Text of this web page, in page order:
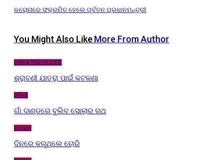
କରୋନାରେ ସଂକ୍ରମିତ ହେଲେ ପୂର୍ବତନ ପ୍ରଧାନମନ୍ତ୍ରୀ
You Might Also Like More From Author
UNCATEGORIZED
ଶ୍ରାବଣୀ ଯାତ୍ରା ପାଇଁ କଟକଣା
ଓଡ଼ିଶା
ଗାଁ ଦାଣ୍ଡରେ ବୁଲିବ ସୋଲାର ରଥ
ଅପରାଧ
ଦିନରେ କରୁଥିଲେ ଚୋରି